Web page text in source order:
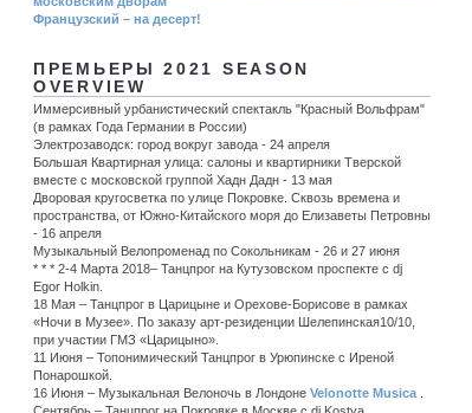
Французский – на десерт!
ПРЕМЬЕРЫ 2021 SEASON
OVERVIEW
Иммерсивный урбанистический спектакль "Красный Вольфрам"
(в рамках Года Германии в России)
Электрозаводск: город вокруг завода - 24 апреля
Большая Квартирная улица: салоны и квартирники Тверской
вместе с московской группой Хадн Дадн - 13 мая
Дворовая кругосветка по улице Покровке. Сквозь времена и
пространства, от Южно-Китайского моря до Елизаветы Петровны
- 16 апреля
Музыкальный Велопроменад по Сокольникам - 26 и 27 июня
* * * 2-4 Марта 2018– Танцпрог на Кутузовском проспекте с dj
Egor Holkin.
18 Мая – Танцпрог в Царицыне и Орехове-Борисове в рамках
«Ночи в Музее». По заказу арт-резиденции Шелепинская10/10,
при участии ГМЗ «Царицыно».
11 Июня – Топонимический Танцпрог в Урюпинске c Иреной
Понарошкой.
16 Июня – Музыкальная Велоночь в Лондоне Velonotte Musica